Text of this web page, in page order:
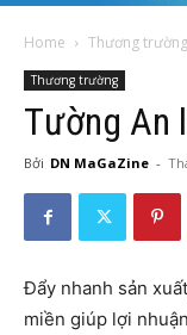
Home Thương trường
Thương trường
Tường An
Bởi DN MaGaZine -
Đẩy nhanh sản
miền giúp lợi